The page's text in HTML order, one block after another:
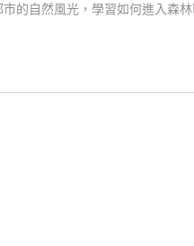
的自然風光，學習如何進入森